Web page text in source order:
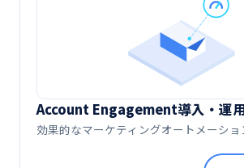
Account Engagement導入・運
効果的なマーケティングオートメーショ